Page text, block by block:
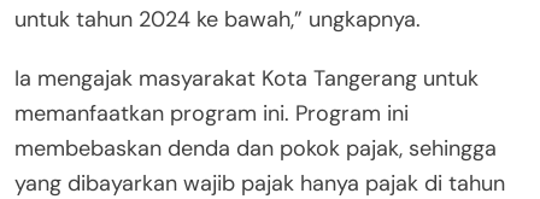
untuk tahun 2024 ke bawah,” ungkapnya.
Ia mengajak masyarakat Kota Tangerang untuk
memanfaatkan program ini. Program ini
membebaskan denda dan pokok pajak, sehingga
yang dibayarkan wajib pajak hanya pajak di tahun